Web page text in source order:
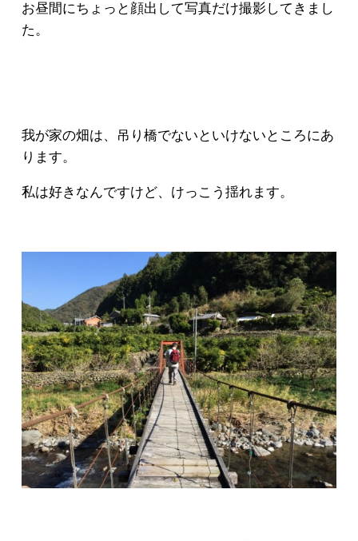
お昼間にちょっと顔出して写真だけ撮影してきまし
た。
我が家の畑は、吊り橋でないといけないところにあ
ります。
私は好きなんですけど、けっこう揺れます。